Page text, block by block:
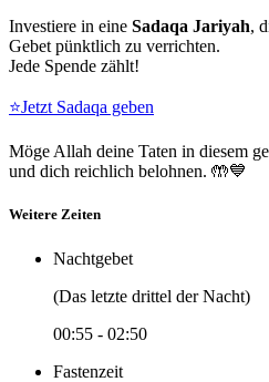
Investiere in eine Sadaqa Jariyah,
Gebet pünktlich zu verrichten.
Jede Spende zählt!
⭐Jetzt Sadaqa geben
Möge Allah deine Taten in diesem
und dich reichlich belohnen. 🤲💙
Weitere Zeiten
Nachtgebet
(Das letzte drittel der Nacht)
00:55 - 02:50
Fastenzeit